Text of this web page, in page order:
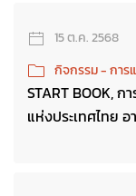
15 ต.ค. 2568
กิจกรรม - การ
START BOOK,
แห่งประเทศไทย อ